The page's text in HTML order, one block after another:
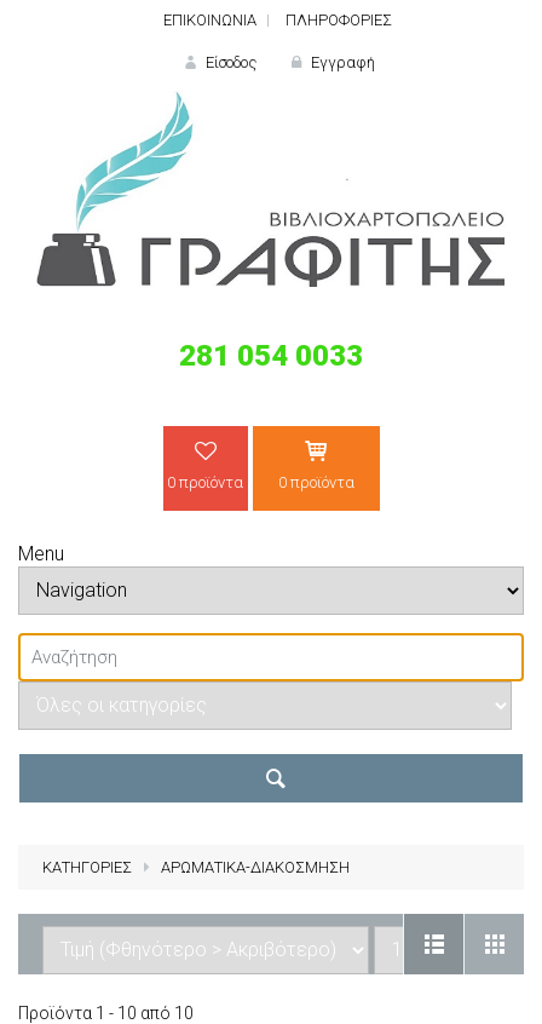
ΕΠΙΚΟΙΝΩΝΙΑ ΠΛΗΡΟΦΟΡΙΕΣ
Είσοδος
ΝΕΟΣ ΠΕΛΑΤΗΣ;
Εγγραφή
281 054 0033
0 προϊόντα 0 προϊόντα
Menu
ΚΑΤΗΓΟΡΙΕΣ ΑΡΩΜΑΤΙΚΑ-ΔΙΑΚΟΣΜΗΣΗ
Προϊόντα 1 - 10 από 10